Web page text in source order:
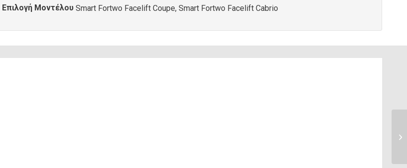
Επιλογή Μοντέλου Smart Fortwo Facelift Coupe, Smart Fortwo Facelift Cabrio